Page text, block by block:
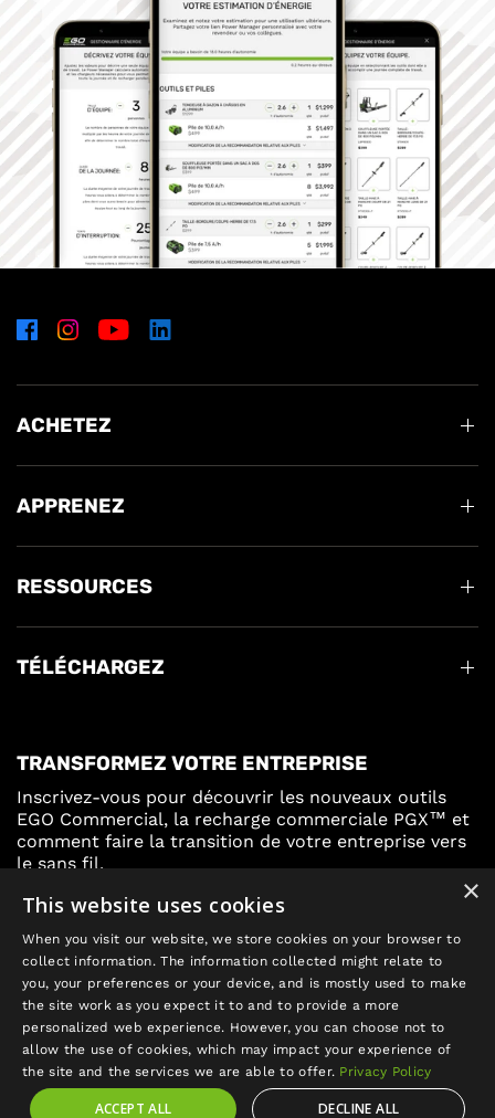
ACHETEZ
APPRENEZ
RESSOURCES
TÉLÉCHARGEZ
TRANSFORMEZ VOTRE ENTREPRISE
Inscrivez-vous pour découvrir les nouveaux outils
EGO Commercial, la recharge commerciale PGX™ et
comment faire la transition de votre entreprise vers
le sans fil.
Mettre
jour
×
This website uses cookies
When you visit our website, we store cookies on your browser to
collect information. The information collected might relate to
you, your preferences or your device, and is mostly used to make
the site work as you expect it to and to provide a more
personalized web experience. However, you can choose not to
allow the use of cookies, which may impact your experience of
the site and the services we are able to offer. Privacy Policy
ACCEPT ALL DECLINE ALL